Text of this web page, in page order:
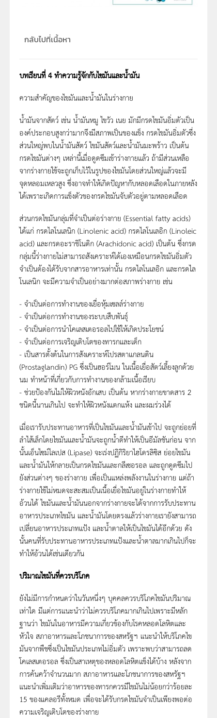
กลับไปที่เนื้อหา
บทเรียนที่ 4 ทำความรู้จักกับไขมันและน้ำมัน
ความสำคัญของไขมันและน้ำมันในร่างกาย
น้ำมันจากสัตว์ เช่น น้ำมันหมู ไขวัว เนย มักมีกรดไขมันอิ่มตัวเป็น
องค์ประกอบสูงกว่ามากจึงมีสภาพเป็นของแข็ง กรดไขมันอิ่มตัวซึ่ง
ส่วนใหญ่พบในน้ำมันสัตว์ ไขมันสัตว์และน้ำมันมะพร้าว เป็นต้น
กรดไขมันต่างๆ เหล่านี้เมื่อดูดซึมเข้าร่างกายแล้ว ถ้ามีส่วนเหลือ
จากร่างกายใช้จะถูกเก็บไว้ในรูปของไขมันโดยส่วนใหญ่แล้วจะมี
จุดหลอมเหลวสูง ซึ่งอาจทำให้เกิดปัญหากับหลอดเลือดในภายหลัง
ได้เพราะเกิดการแข็งตัวของกรดไขมันจับตัวอยู่ตามหลอดเลือด
ส่วนกรดไขมันกลุ่มที่จำเป็นต่อร่างกาย (Essential fatty acids)
ได้แก่ กรดไลโนเลนิก (Linolenic acid) กรดไลโนเลอิก (Linoleic
acid) และกรดอะราชิโนดิก (Arachidonic acid) เป็นต้น ซึ่งกรด
กลุ่มนี้ร่างกายไม่สามารถสังเคราะห์ได้เองเหมือนกรดไขมันอิ่มตัว
จำเป็นต้องได้รับจากสารอาหารเท่านั้น กรดไลโนเลอิก และกรดไล
โนเลนิก จะมีความจำเป็นอย่างมากต่อสภาพร่างกาย เช่น
- จำเป็นต่อการทำงานของเยื่อหุ้มเซลล์ร่างกาย
- จำเป็นต่อการทำงานของระบบสืบพันธุ์
- จำเป็นต่อการนำโคเลสเตอรอลไปใช้ให้เกิดประโยชน์
- จำเป็นต่อการเจริญเติบโตของทารกและเด็ก
- เป็นสารตั้งต้นในการสังเคราะห์โปรสตาแกลนติน
(Prostaglandin) PG ซึ่งเป็นฮอร์โมน ในเนื้อเยื่อสัตว์เลี้ยงลูกด้วย
นม ทำหน้าที่เกี่ยวกับการทำงานของกล้ามเนื้อเรียบ
- ช่วยป้องกันไม่ให้ผิวหนังอักเสบ เป็นต้น หากร่างกายขาดสาร 2
ชนิดนี้นานเกินไป จะทำให้ผิวหนังแตกแห้ง และผมร่วงได้
เมื่อเรารับประทานอาหารที่เป็นไขมันและน้ำมันเข้าไป จะถูกย่อยที่
ลำไส้เล็กโดยไขมันและน้ำมันจะถูกน้ำดีทำให้เป็นอีมัลชันก่อน จาก
นั้นเอ็นไซม์ไลเปส (Lipase) จะเร่งปฏิกิริยาไฮโดรลิซิส ย่อยไขมัน
และน้ำมันให้กลายเป็นกรดไขมันและกลีเซอรอล และถูกดูดซึมไป
ยังส่วนต่างๆ ของร่างกาย เพื่อเป็นแหล่งพลังงานในร่างกาย แต่ถ้า
ร่างกายใช้ไม่หมดจะสะสมเป็นเนื้อเยื่อไขมันอยู่ในร่างกายทำให้
อ้วนได้ ไขมันและน้ำมันนอกจากร่างกายจะได้จากการรับประทาน
อาหารประเภทไขมัน และน้ำมันโดยตรงแล้วร่างกายเรายังสามารถ
เปลี่ยนอาหารประเภทแป้ง และน้ำตาลให้เป็นไขมันได้อีกด้วย ดัง
นั้นคนที่รับประทานอาหารประเภทแป้งและน้ำตาลมากเกินไปก็จะ
ทำให้อ้วนได้เช่นเดียวกัน
ปริมาณไขมันที่ควรบริโภค
ยังไม่มีการกำหนดว่าในวันหนึ่งๆ บุคคลควรบริโภคไขมันปริมาณ
เท่าใด มีแต่การแนะนำว่าไม่ควรบริโภคมากเกินไปเพราะมีหลัก
ฐานว่า ไขมันในอาหารมีความเกี่ยวข้องกับโรคหลอดโลหิตและ
หัวใจ สภาอาหารและโภชนาการของสหรัฐฯ แนะนำให้บริโภคไข
มันจากพืชซึ่งเป็นไขมันประเภทไม่อิ่มตัว เพราะพบว่าสามารถลด
โคเลสเตอรอล ซึ่งเป็นสาเหตุของหลอดโลหิตแข็งได้บ้าง หลังจาก
การค้นคว้าจำนวนมาก สภาอาหารและโภชนาการของสหรัฐฯ
แนะนำเพิ่มเติมว่าอาหารของทารกควรมีไขมันไม่น้อยกว่าร้อยละ
15 ของแคลอรีทั้งหมด เพื่อจะได้รับกรดไขมันจำเป็นเพียงพอต่อ
ความเจริญเติบโตของร่างกาย